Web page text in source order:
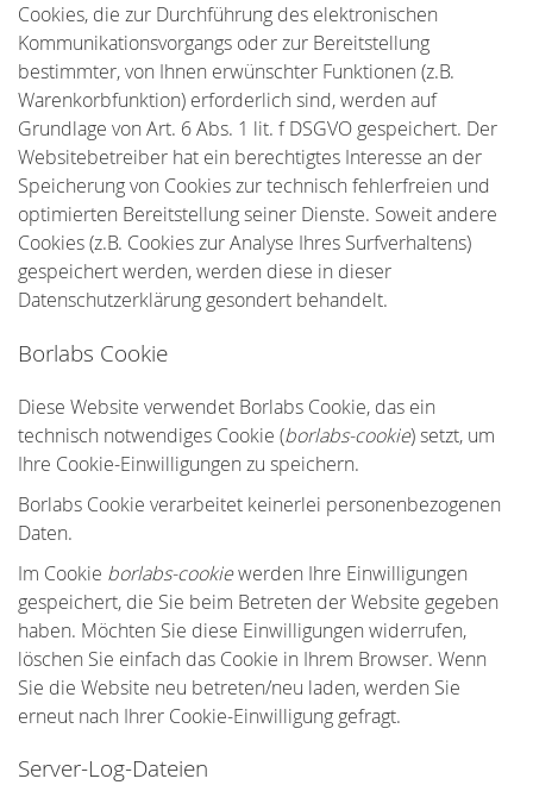
Cookies, die zur Durchführung des elektronischen
Kommunikationsvorgangs oder zur Bereitstellung
bestimmter, von Ihnen erwünschter Funktionen (z.B.
Warenkorbfunktion) erforderlich sind, werden auf
Grundlage von Art. 6 Abs. 1 lit. f DSGVO gespeichert. Der
Websitebetreiber hat ein berechtigtes Interesse an der
Speicherung von Cookies zur technisch fehlerfreien und
optimierten Bereitstellung seiner Dienste. Soweit andere
Cookies (z.B. Cookies zur Analyse Ihres Surfverhaltens)
gespeichert werden, werden diese in dieser
Datenschutzerklärung gesondert behandelt.
Borlabs Cookie
Diese Website verwendet Borlabs Cookie, das ein
technisch notwendiges Cookie (borlabs-cookie) setzt, um
Ihre Cookie-Einwilligungen zu speichern.
Borlabs Cookie verarbeitet keinerlei personenbezogenen
Daten.
Im Cookie borlabs-cookiewerden Ihre Einwilligungen
gespeichert, die Sie beim Betreten der Website gegeben
haben. Möchten Sie diese Einwilligungen widerrufen,
löschen Sie einfach das Cookie in Ihrem Browser. Wenn
Sie die Website neu betreten/neu laden, werden Sie
erneut nach Ihrer Cookie-Einwilligung gefragt.
Server-Log-Dateien